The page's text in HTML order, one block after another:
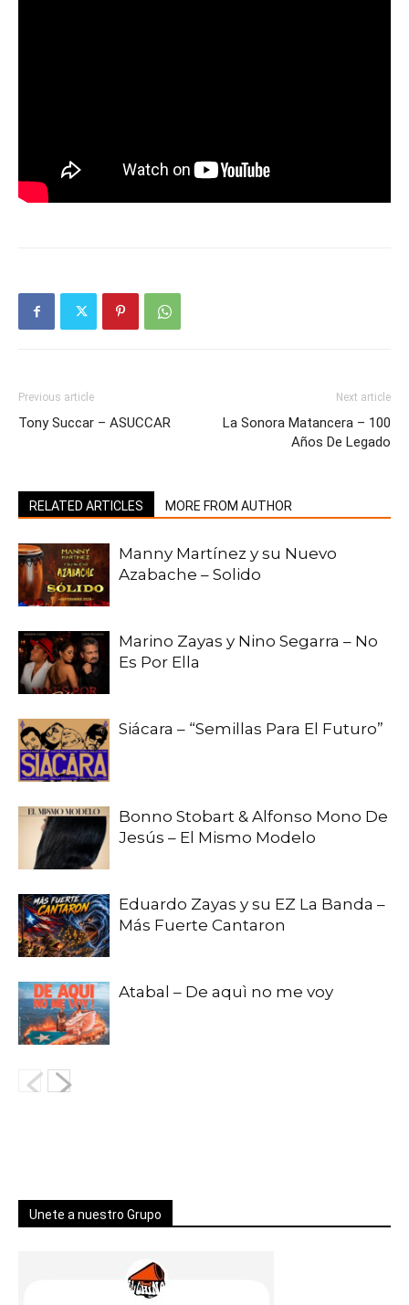
Previous article
Tony Succar – ASUCCAR
Next article
La Sonora Matancera – 100
Años De Legado
RELATED ARTICLES MORE FROM AUTHOR
Manny Martínez y su Nuevo
Azabache – Solido
Marino Zayas y Nino Segarra – No
Es Por Ella
Siácara – “Semillas Para El Futuro”
Bonno Stobart & Alfonso Mono De
Jesús – El Mismo Modelo
Eduardo Zayas y su EZ La Banda –
Más Fuerte Cantaron
Atabal – De aquì no me voy
Unete a nuestro Grupo